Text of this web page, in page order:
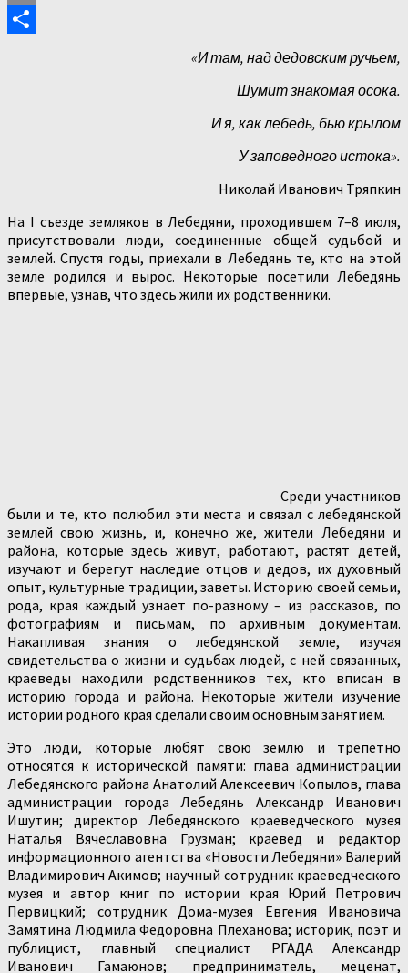
Print
«И там, над дедовским ручьем,
Шумит знакомая осока.
И я, как лебедь, бью крылом
У заповедного истока».
Николай Иванович Тряпкин
На I съезде земляков в Лебедяни, проходившем 7–8 июля,
присутствовали люди, соединенные общей судьбой и
землей. Спустя годы, приехали в Лебедянь те, кто на этой
земле родился и вырос. Некоторые посетили Лебедянь
впервые, узнав, что здесь жили их родственники.
Среди участников
были и те, кто полюбил эти места и связал с лебедянской
землей свою жизнь, и, конечно же, жители Лебедяни и
района, которые здесь живут, работают, растят детей,
изучают и берегут наследие отцов и дедов, их духовный
опыт, культурные традиции, заветы. Историю своей семьи,
рода, края каждый узнает по-разному – из рассказов, по
фотографиям и письмам, по архивным документам.
Накапливая знания о лебедянской земле, изучая
свидетельства о жизни и судьбах людей, с ней связанных,
краеведы находили родственников тех, кто вписан в
историю города и района. Некоторые жители изучение
истории родного края сделали своим основным занятием.
Это люди, которые любят свою землю и трепетно
относятся к исторической памяти: глава администрации
Лебедянского района Анатолий Алексеевич Копылов, глава
администрации города Лебедянь Александр Иванович
Ишутин; директор Лебедянского краеведческого музея
Наталья Вячеславовна Грузман; краевед и редактор
информационного агентства «Новости Лебедяни» Валерий
Владимирович Акимов; научный сотрудник краеведческого
музея и автор книг по истории края Юрий Петрович
Первицкий; сотрудник Дома­-музея Евгения Ивановича
Замятина Людмила Федоровна Плеханова; историк, поэт и
публицист, главный специалист РГАДА Александр
Иванович Гамаюнов; предприниматель, меценат,